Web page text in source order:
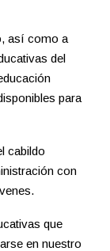
así como a
del
para
cabildo
con
que
en nuestro